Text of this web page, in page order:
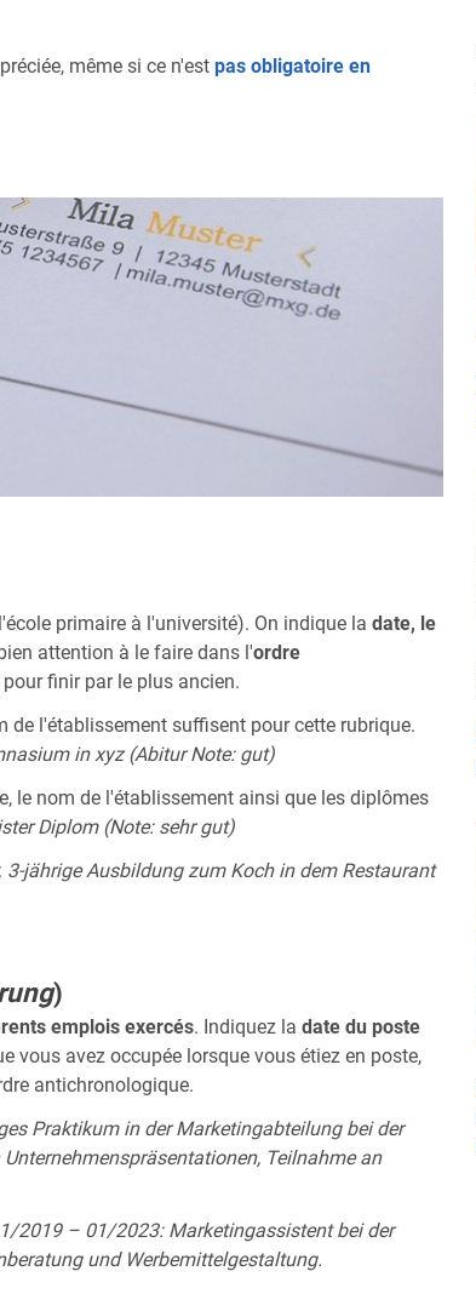
même si ce n'est pas obligatoire en
primaire à l'université). On indique la date, le
attention à le faire dans l'ordre
finir par le plus ancien.
de l'établissement suffisent pour cette rubrique.
in xyz (Abitur Note: gut)
le nom de l'établissement ainsi que les diplômes
Diplom (Note: sehr gut)
3-jährige Ausbildung zum Koch in dem Restaurant
)
emplois exercés. Indiquez la date du poste
vous avez occupée lorsque vous étiez en poste,
antichronologique.
Praktikum in der Marketingabteilung bei der
Teilnahme an
2019 – 01/2023: Marketingassistent bei der
und Werbemittelgestaltung.